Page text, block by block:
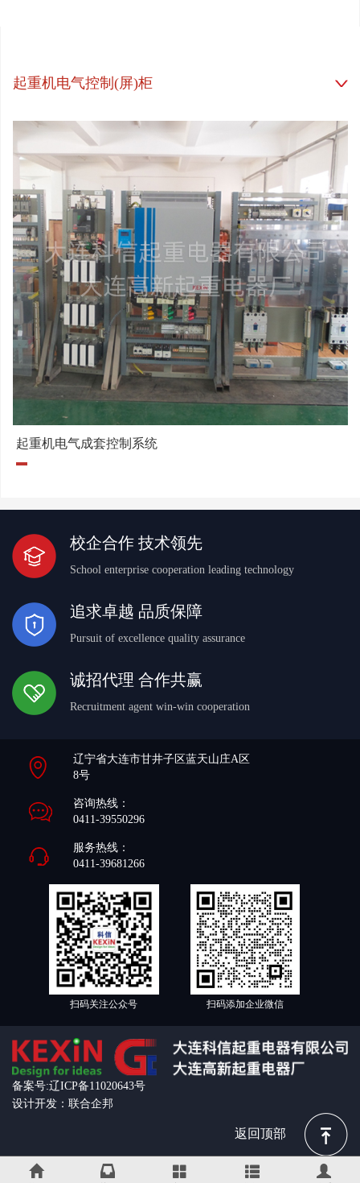
起重机电气控制(屏)柜
起重机电气成套控制系统
校企合作 技术领先
School enterprise cooperation leading technology
追求卓越 品质保障
Pursuit of excellence quality assurance
诚招代理 合作共赢
Recruitment agent win-win cooperation
辽宁省大连市甘井子区蓝天山庄A区
8号
咨询热线：
0411-39550296
服务热线：
0411-39681266
扫码关注公众号 扫码添加企业微信
备案号:辽ICP备11020643号
设计开发：联合企邦
返回顶部